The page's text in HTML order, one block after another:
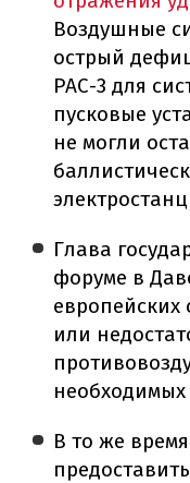
Воздушные
острый
PAC-3 для
пусковые
не могли
Глава
форуме в
или
В то же